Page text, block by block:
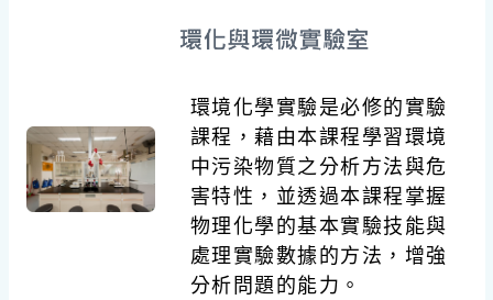
環境化學實驗是必修的實驗
課程，藉由本課程學習環境
中污染物質之分析方法與危
害特性，並透過本課程掌握
物理化學的基本實驗技能與
處理實驗數據的方法，增強
分析問題的能力。